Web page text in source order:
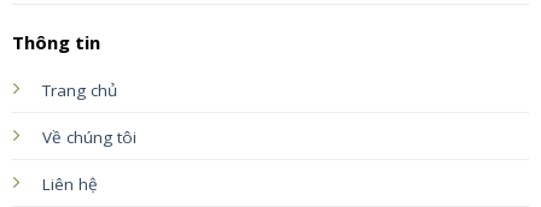
Thông tin
Trang chủ
Về chúng tôi
Liên hệ